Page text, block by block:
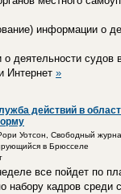
информации о
деятельности судов
Интернет »
действий в
Уотсон, Свободный
в Брюсселе
все пойдет по
набору кадров среди